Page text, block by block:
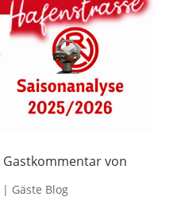
Gastkommentar von
Gäste Blog